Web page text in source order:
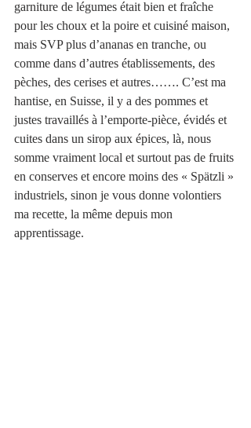
garniture de légumes était bien et fraîche
pour les choux et la poire et cuisiné maison,
mais SVP plus d’ananas en tranche, ou
comme dans d’autres établissements, des
pèches, des cerises et autres……. C’est ma
hantise, en Suisse, il y a des pommes et
justes travaillés à l’emporte-pièce, évidés et
cuites dans un sirop aux épices, là, nous
somme vraiment local et surtout pas de fruits
en conserves et encore moins des « Spätzli »
industriels, sinon je vous donne volontiers
ma recette, la même depuis mon
apprentissage.